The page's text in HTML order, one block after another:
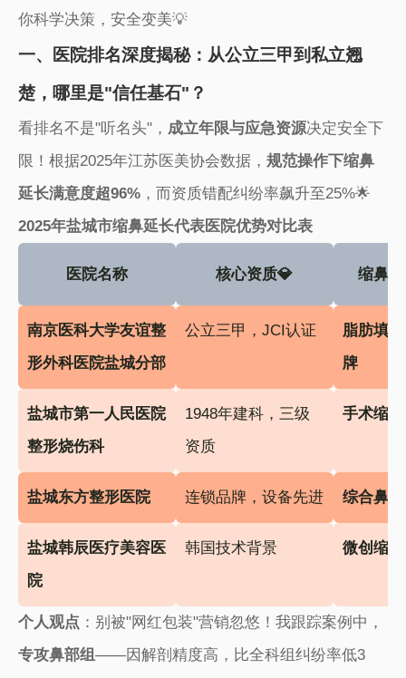
你科学决策，安全变美💡
一、医院排名深度揭秘：从公立三甲到私立翘
楚，哪里是"信任基石"？
看排名不是"听名头"，​ ​成立年限与应急资源​​决定安全下
限！根据2025年江苏医美协会数据，​ ​规范操作下缩鼻
延长满意度超96%​​，而资质错配纠纷率飙升至25%🌟
​2025年盐城市缩鼻延长代表医院优势对比表​
医院名称 核心资质💎 缩鼻
​南京医科大学友谊整
形外科医院盐城分部​
公立三甲，JCI认证
脂肪填
牌​
​盐城市第一人民医院
整形烧伤科​
1948年建科，三级
资质
手术缩
​盐城东方整形医院​ 连锁品牌，设备先进 综合鼻
​盐城韩辰医疗美容医
院​
韩国技术背景 微创缩
​个人观点​ ​：别被"网红包装"营销忽悠！我跟踪案例中，​
专攻鼻部组​​——因解剖精度高，比全科组纠纷率低3